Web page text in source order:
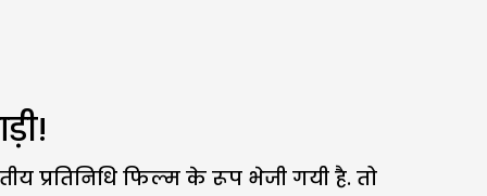
प्रतिनिधि फिल्म के रूप भेजी गयी है. तो